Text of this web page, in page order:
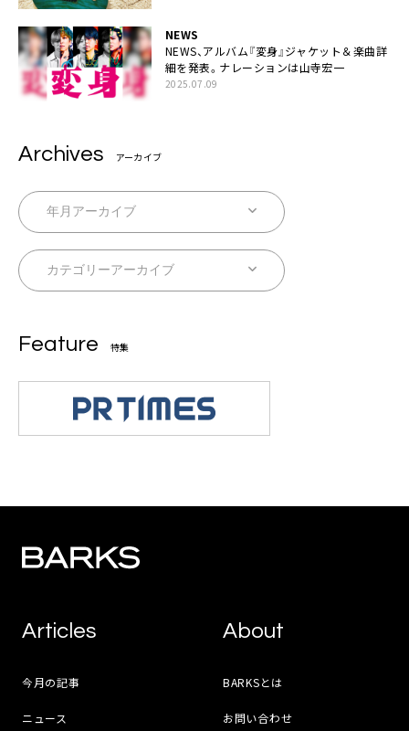
NEWS
NEWS、アルバム『変身』ジャケット＆楽曲詳
細を発表。ナレーションは⼭寺宏⼀
2025.07.09
Archives アーカイブ
Feature 特集
Articles
今月の記事
ニュース
About
BARKSとは
お問い合わせ